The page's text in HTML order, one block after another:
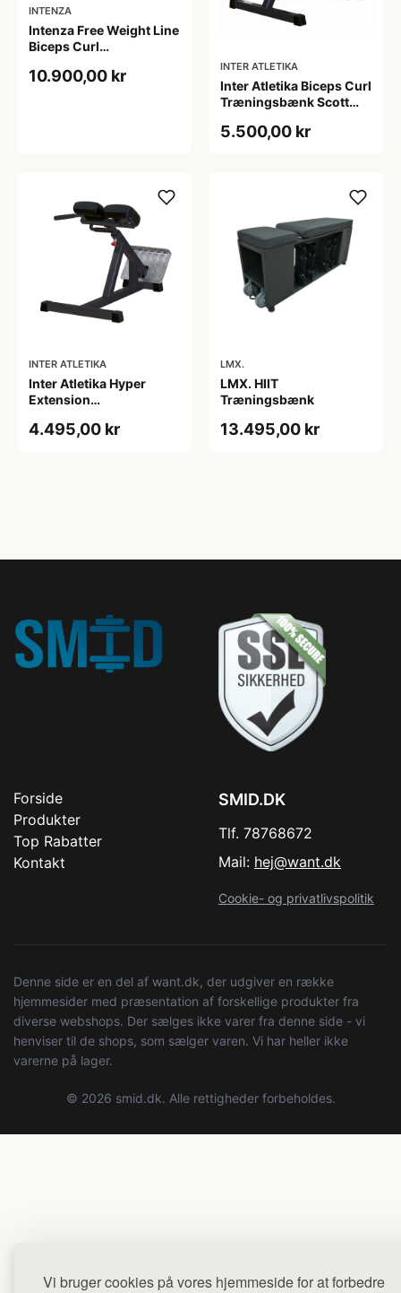
Vi bruger cookies på vores hjemmeside for at forbedre
INTENZA
Intenza Free Weight Line
Biceps Curl
10.900,00 kr
INTER ATLETIKA
Inter Atletika Biceps Curl
Træningsbænk Scott
100 cm
5.500,00 kr
INTER ATLETIKA
Inter Atletika Hyper
Extension
x 70 x 75 cm
4.495,00 kr
LMX.
LMX. HIIT
Træningsbænk
13.495,00 kr
Forside
Produkter
Top Rabatter
Kontakt
SMID.DK
Tlf. 78768672
Mail: hej@want.dk
Cookie- og privatlivspolitik
Denne side er en del af want.dk, der udgiver en række
hjemmesider med præsentation af forskellige produkter fra
diverse webshops. Der sælges ikke varer fra denne side - vi
henviser til de shops, som sælger varen. Vi har heller ikke
varerne på lager.
© 2026 smid.dk. Alle rettigheder forbeholdes.